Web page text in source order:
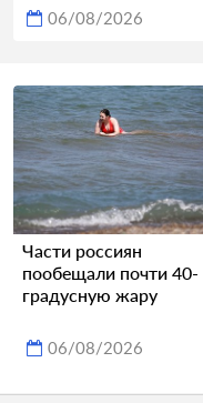
06/08/2026
Части россиян
пообещали почти 40-
градусную жару
06/08/2026